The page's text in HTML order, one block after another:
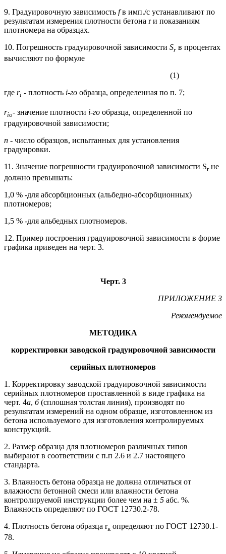
9. Градуировочную зависимость fв имп./с устанавливают по
результатам измерения плотности бетона r и показаниям
плотномера на образцах.
10. Погрешность градуировочной зависимости Sr в процентах
вычисляют по формуле
(1)
где ri - плотность i-го образца, определенная по п. 7;
rio- значение плотности i-го образца, определенной по
градуировочной зависимости;
n - число образцов, испытанных для установления
градуировки.
11. Значение погрешности градуировочной зависимости Srне
должно превышать:
1,0 % -для абсорбционных (альбедно-абсорбционных)
плотномеров;
1,5 % -для альбедных плотномеров.
12. Пример построения градуировочной зависимости в форме
графика приведен на черт. 3.
Черт. 3
ПРИЛОЖЕНИЕ 3
Рекомендуемое
МЕТОДИКА
корректировки заводской градуировочной зависимости
серийных плотномеров
1. Корректировку заводской градуировочной зависимости
серийных плотномеров проставленной в виде графика на
черт. 4а, б(сплошная толстая линия), производят по
результатам измерений на одном образце, изготовленном из
бетона используемого для изготовления контролируемых
конструкций.
2. Размер образца для плотномеров различных типов
выбирают в соответствии с п.п 2.6 и 2.7 настоящего
стандарта.
3. Влажность бетона образца не должна отличаться от
влажности бетонной смеси или влажности бетона
контролируемой инструкции более чем на ± 5 абс. %.
Влажность определяют по ГОСТ 12730.2-78.
4. Плотность бетона образца rк определяют по ГОСТ 12730.1-
78.